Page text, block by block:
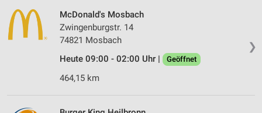
❯
McDonald's Mosbach
Zwingenburgstr. 14
74821 Mosbach
Heute 09:00 - 02:00 Uhr |
Geöffnet
464,15 km